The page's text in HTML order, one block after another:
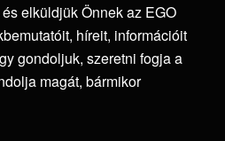
elküldjük Önnek az EGO
híreit, információit
gondoljuk, szeretni fogja a
magát, bármikor